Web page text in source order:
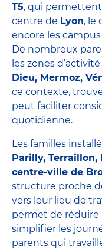
T5, qui
centre de Lyon, le
encore les
De nombreux
les zones
Dieu, Mermoz,
ce contexte,
peut faciliter
quotidienne.
Les familles
Parilly, Terraillon,
centre-ville de
structure proche
vers leur lieu de
permet de réduire
simplifier les
parents qui